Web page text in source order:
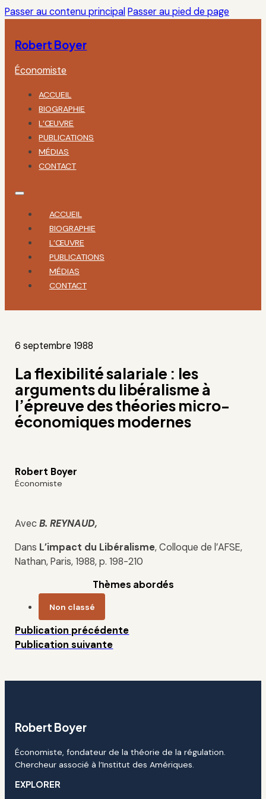
Passer au contenu principal Passer au pied de page
Robert Boyer
Économiste
ACCUEIL
BIOGRAPHIE
L’ŒUVRE
PUBLICATIONS
MÉDIAS
CONTACT
ACCUEIL
BIOGRAPHIE
L’ŒUVRE
PUBLICATIONS
MÉDIAS
CONTACT
6 septembre 1988
La flexibilité salariale : les
arguments du libéralisme à
l’épreuve des théories micro-
économiques modernes
Robert Boyer
Économiste
AvecB. REYNAUD,
Dans L’impact du Libéralisme, Colloque de l’AFSE,
Nathan, Paris, 1988, p. 198-210
Thèmes abordés
Non classé
Publication précédente
Publication suivante
Robert Boyer
Économiste, fondateur de la théorie de la régulation.
Chercheur associé à l’Institut des Amériques.
EXPLORER